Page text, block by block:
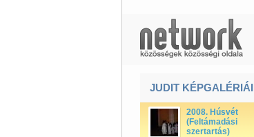
JUDIT KÉPGALÉRIÁI
2008. Húsvét
(Feltámadási
szertartás)